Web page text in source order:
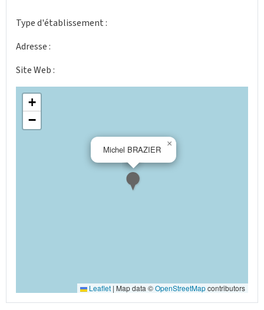
Type d'établissement :
Adresse :
Site Web :
Michel BRAZIER
×
+
−
Leaflet | Map data ©OpenStreetMapcontributors